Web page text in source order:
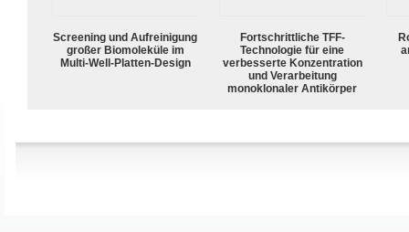
Screening und Aufreinigung
großer Biomoleküle im
Multi-Well-Platten-Design
Fortschrittliche TFF-
Technologie für eine
verbesserte Konzentration
und Verarbeitung
monoklonaler Antikörper